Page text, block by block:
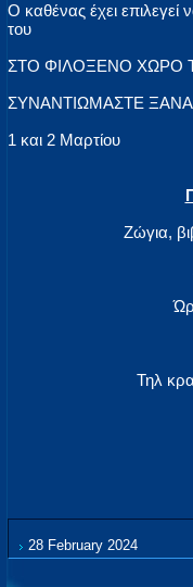
Ο καθένας έχει επιλεγεί
του
ΣΤΟ ΦΙΛΟΞΕΝΟ ΧΩΡΟ
ΣΥΝΑΝΤΙΩΜΑΣΤΕ ΞΑΝΑ
1 και 2 Μαρτίου
Ζώγια,
Τηλ
28 February 2024